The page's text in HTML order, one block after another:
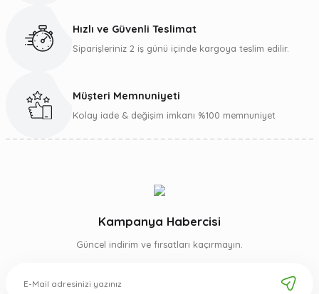
Gönder
Hızlı ve Güvenli Teslimat
Siparişleriniz 2 iş günü içinde kargoya teslim edilir.
Müşteri Memnuniyeti
Kolay iade & değişim imkanı %100 memnuniyet
Kampanya Habercisi
Güncel indirim ve fırsatları kaçırmayın.